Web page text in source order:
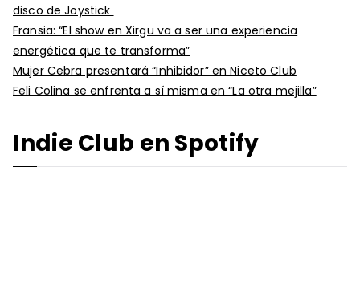
disco de Joystick
Fransia: “El show en Xirgu va a ser una experiencia
energética que te transforma”
Mujer Cebra presentará “Inhibidor” en Niceto Club
Feli Colina se enfrenta a sí misma en “La otra mejilla”
Indie Club en Spotify